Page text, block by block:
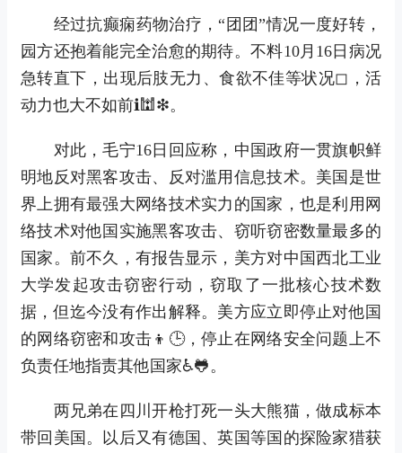
经过抗癫痫药物治疗，“团团”情况一度好转，
园方还抱着能完全治愈的期待。不料10月16日病况
急转直下，出现后肢无力、食欲不佳等状况◻，活
动力也大不如前ℹ🕍❇。
对此，毛宁16日回应称，中国政府一贯旗帜鲜
明地反对黑客攻击、反对滥用信息技术。美国是世
界上拥有最强大网络技术实力的国家，也是利用网
络技术对他国实施黑客攻击、窃听窃密数量最多的
国家。前不久，有报告显示，美方对中国西北工业
大学发起攻击窃密行动，窃取了一批核心技术数
据，但迄今没有作出解释。美方应立即停止对他国
的网络窃密和攻击👦🕒，停止在网络安全问题上不
负责任地指责其他国家♿🐸。
两兄弟在四川开枪打死一头大熊猫，做成标本
带回美国。以后又有德国、英国等国的探险家猎获